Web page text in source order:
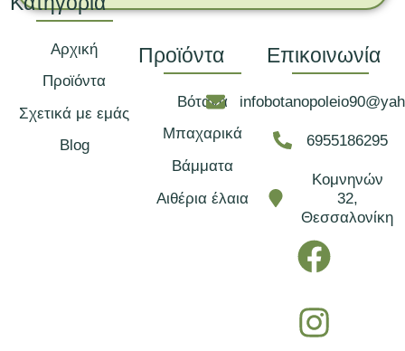
Αρχική
Προϊόντα
Σχετικά με εμάς
Blog
Προϊόντα
Βότανα
Μπαχαρικά
Βάμματα
Αιθέρια έλαια
Επικοινωνία
6955186295
Κομνηνών
32,
Θεσσαλονίκη
F
a
I
n